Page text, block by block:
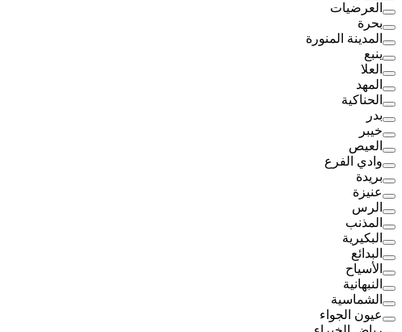
العرضيات
بحرة
المدينة المنورة
ينبع
العلا
المهد
الحناكية
بدر
خيبر
العيص
وادي الفرع
بريدة
عنيزة
الرس
المذنب
البكيرية
البدائع
الأسياح
النبهانية
الشماسية
عيون الجواء